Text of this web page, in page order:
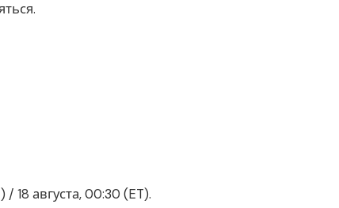
/ 18 августа, 00:30 (ET).